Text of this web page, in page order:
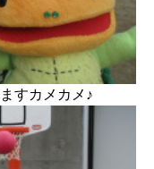
すカメカメ♪